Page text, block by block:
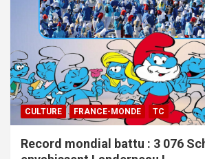
CULTURE FRANCE-MONDE TC
Record mondial battu : 3 076